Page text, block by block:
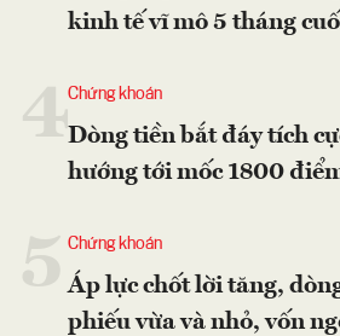
kinh tế vĩ mô 5 tháng
4Chứng khoán
Dòng tiền bắt đáy tích
hướng tới mốc 1800
Chứng khoán
Áp lực chốt lời tăng,
phiếu vừa và nhỏ, vốn